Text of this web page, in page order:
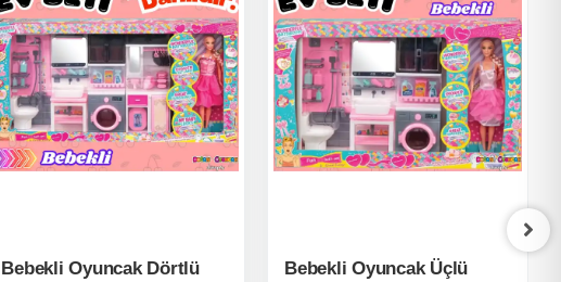
Bebekli Oyuncak Dörtlü
Bebekli Oyuncak Üçlü